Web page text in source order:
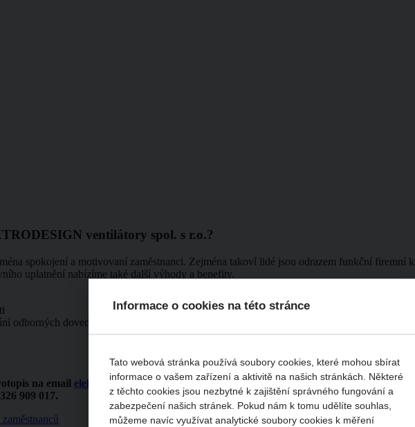
ventilátory spol. s r.o.?
spokojení a motivovaní zaměstnanci. Zejména takoví lidé jsou odrazem funkční
uplatnění nabízíme také další výhody a benefity.
odborných dovedností
na email elektrodesign@elektrodesign.cza uveďte pozici, o kterou máte zájem.
909 017.
Informace o cookies na této stránce
Tato webová stránka používá soubory cookies, které mohou sbírat
informace o vašem zařízení a aktivitě na našich stránkách. Některé
z těchto cookies jsou nezbytné k zajištění správného fungování a
zabezpečení našich stránek. Pokud nám k tomu udělíte souhlas,
můžeme navíc využívat analytické soubory cookies k měření